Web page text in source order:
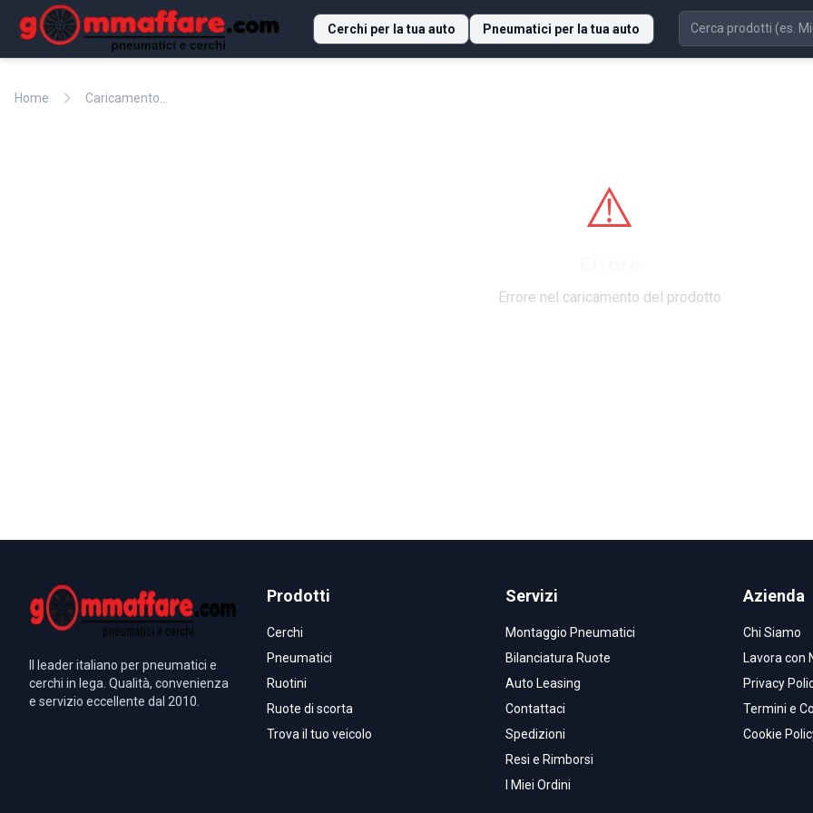
Cerchi per la tua auto Pneumatici per la tua auto
Home chevron_right Caricamento...
⚠️
Errore nel caricamento del prodotto
Il leader italiano per pneumatici e
cerchi in lega. Qualità, convenienza
e servizio eccellente dal 2010.
Prodotti
Cerchi
Pneumatici
Ruotini
Ruote di scorta
Trova il tuo veicolo
Servizi
Montaggio Pneumatici
Bilanciatura Ruote
Auto Leasing
Contattaci
Spedizioni
Resi e Rimborsi
I Miei Ordini
Azienda
Chi Siamo
Lavora con
Privacy
Termini e
Cookie